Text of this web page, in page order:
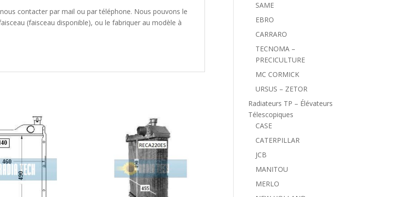
contacter par mail ou par téléphone. Nous pouvons le
(faisceau disponible), ou le fabriquer au modèle à
SAME
EBRO
CARRARO
TECNOMA –
PRECICULTURE
MC CORMICK
URSUS – ZETOR
Radiateurs TP – Élévateurs
Télescopiques
CASE
CATERPILLAR
JCB
MANITOU
MERLO